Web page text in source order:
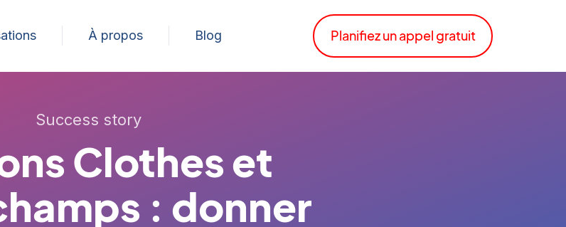
À propos Blog Planifiez un appel gratuit
Success story
Clothes et
: donner